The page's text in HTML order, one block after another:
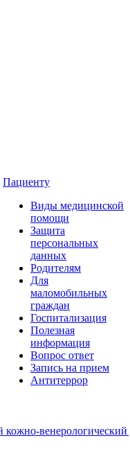
Пациенту
Виды медицинской
помощи
Защита
персональных
данных
Родителям
Для
маломобильных
граждан
Госпитализация
Полезная
информация
Вопрос ответ
Запись на прием
Антитеррор